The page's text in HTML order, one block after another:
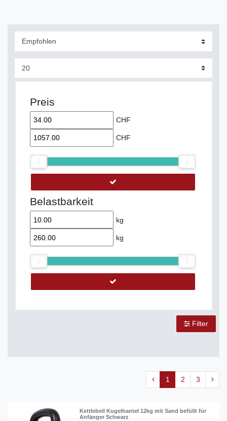
Preis
CHF
CHF
Belastbarkeit
kg
kg
Filter
1 2 3
Kettlebell Kugelhantel 12kg mit Sand befüllt für
Anfänger Schwarz